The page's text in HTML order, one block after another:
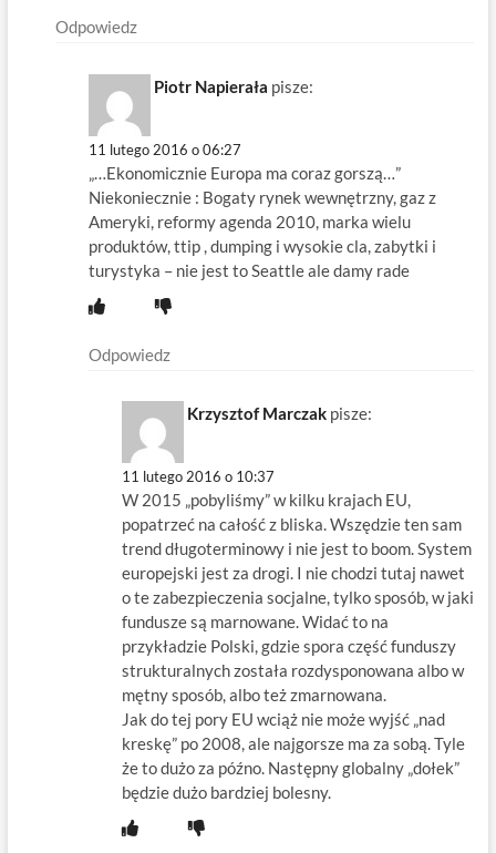
Odpowiedz
Piotr Napierała pisze:
11 lutego 2016 o 06:27
„…Ekonomicznie Europa ma coraz gorszą…”
Niekoniecznie : Bogaty rynek wewnętrzny, gaz z
Ameryki, reformy agenda 2010, marka wielu
produktów, ttip , dumping i wysokie cla, zabytki i
turystyka – nie jest to Seattle ale damy rade
Odpowiedz
Krzysztof Marczak pisze:
11 lutego 2016 o 10:37
W 2015 „pobyliśmy” w kilku krajach EU,
popatrzeć na całość z bliska. Wszędzie ten sam
trend długoterminowy i nie jest to boom. System
europejski jest za drogi. I nie chodzi tutaj nawet
o te zabezpieczenia socjalne, tylko sposób, w jaki
fundusze są marnowane. Widać to na
przykładzie Polski, gdzie spora część funduszy
strukturalnych została rozdysponowana albo w
mętny sposób, albo też zmarnowana.
Jak do tej pory EU wciąż nie może wyjść „nad
kreskę” po 2008, ale najgorsze ma za sobą. Tyle
że to dużo za późno. Następny globalny „dołek”
będzie dużo bardziej bolesny.